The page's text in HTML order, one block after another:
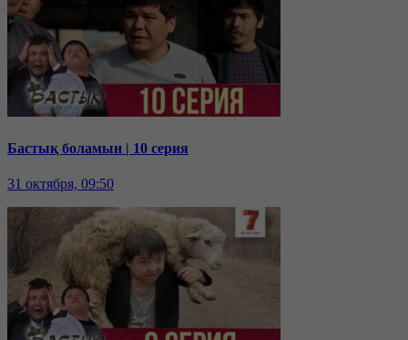
Бастық боламын | 10 серия
31 октября, 09:50